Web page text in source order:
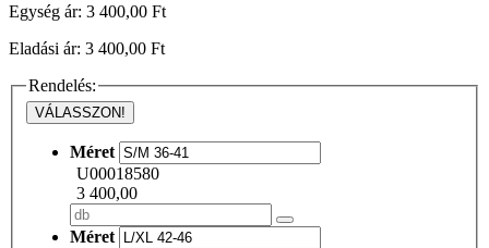
Egység ár: 3 400,00 Ft
Eladási ár: 3 400,00 Ft
Rendelés:
VÁLASSZON!
Méret
U00018580
3 400,00
Méret